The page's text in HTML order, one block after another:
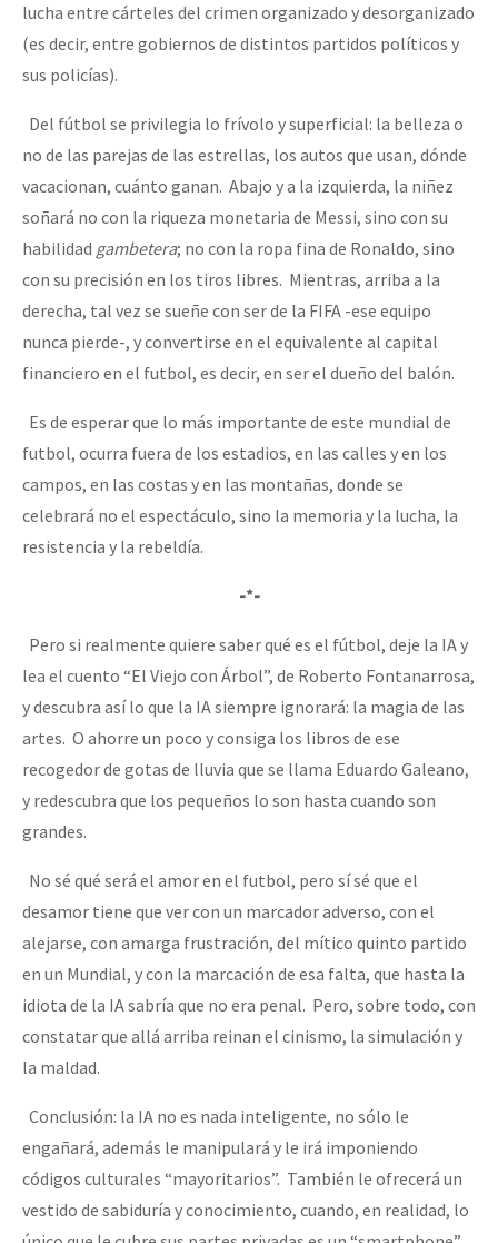
lucha entre cárteles del crimen organizado y desorganizado
(es decir, entre gobiernos de distintos partidos políticos y
sus policías).
Del fútbol se privilegia lo frívolo y superficial: la belleza o
no de las parejas de las estrellas, los autos que usan, dónde
vacacionan, cuánto ganan. Abajo y a la izquierda, la niñez
soñará no con la riqueza monetaria de Messi, sino con su
habilidad gambetera; no con la ropa fina de Ronaldo, sino
con su precisión en los tiros libres. Mientras, arriba a la
derecha, tal vez se sueñe con ser de la FIFA -ese equipo
nunca pierde-, y convertirse en el equivalente al capital
financiero en el futbol, es decir, en ser el dueño del balón.
Es de esperar que lo más importante de este mundial de
futbol, ocurra fuera de los estadios, en las calles y en los
campos, en las costas y en las montañas, donde se
celebrará no el espectáculo, sino la memoria y la lucha, la
resistencia y la rebeldía.
-*-
Pero si realmente quiere saber qué es el fútbol, deje la IA y
lea el cuento “El Viejo con Árbol”, de Roberto Fontanarrosa,
y descubra así lo que la IA siempre ignorará: la magia de las
artes. O ahorre un poco y consiga los libros de ese
recogedor de gotas de lluvia que se llama Eduardo Galeano,
y redescubra que los pequeños lo son hasta cuando son
grandes.
No sé qué será el amor en el futbol, pero sí sé que el
desamor tiene que ver con un marcador adverso, con el
alejarse, con amarga frustración, del mítico quinto partido
en un Mundial, y con la marcación de esa falta, que hasta la
idiota de la IA sabría que no era penal. Pero, sobre todo, con
constatar que allá arriba reinan el cinismo, la simulación y
la maldad.
Conclusión: la IA no es nada inteligente, no sólo le
engañará, además le manipulará y le irá imponiendo
códigos culturales “mayoritarios”. También le ofrecerá un
vestido de sabiduría y conocimiento, cuando, en realidad, lo